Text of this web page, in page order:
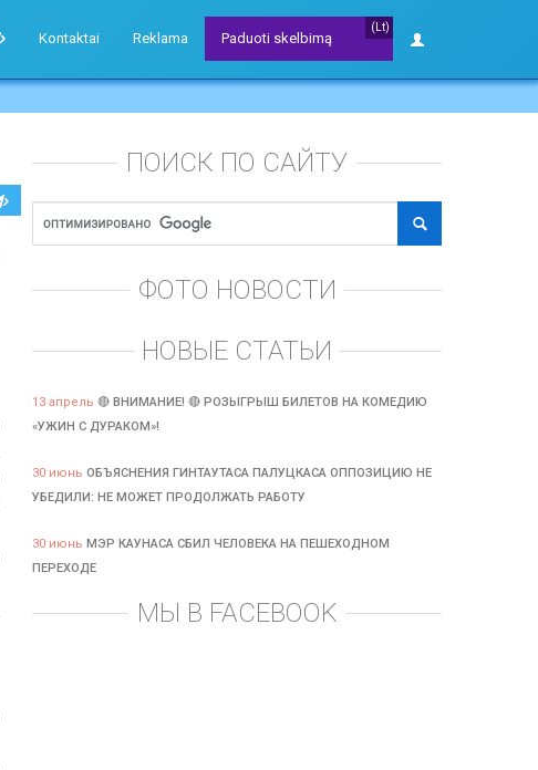
Kontaktai Reklama
(Lt)
Paduoti skelbimą
ПОИСК ПО САЙТУ
ФОТО НОВОСТИ
НОВЫЕ СТАТЬИ
13 апрель 🔴 ВНИМАНИЕ! 🔴 РОЗЫГРЫШ БИЛЕТОВ НА КОМЕДИЮ
«УЖИН С ДУРАКОМ»!
30 июнь ОБЪЯСНЕНИЯ ГИНТАУТАСА ПАЛУЦКАСА ОППОЗИЦИЮ НЕ
УБЕДИЛИ: НЕ МОЖЕТ ПРОДОЛЖАТЬ РАБОТУ
30 июнь МЭР КАУНАСА СБИЛ ЧЕЛОВЕКА НА ПЕШЕХОДНОМ
ПЕРЕХОДЕ
МЫ В FACEBOOK